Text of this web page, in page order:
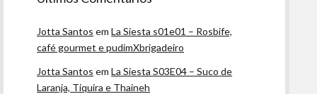
Jotta Santos emLa Siesta s01e01 – Rosbife,
café gourmet e pudimXbrigadeiro
Jotta Santos emLa Siesta S03E04 – Suco de
Laranja, Tiquira e Thaineh